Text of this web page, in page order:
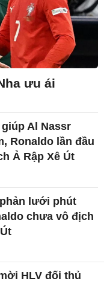
ưu ái
Al Nassr
Ronaldo lần đầu
Ả Rập Xê Út
lưới phút
chưa vô địch
HLV đối thủ